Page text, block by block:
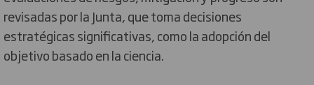
revisadas por la Junta, que toma decisiones
estratégicas significativas, como la adopción del
objetivo basado en la ciencia.